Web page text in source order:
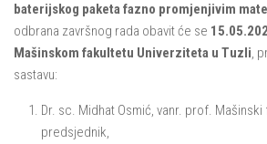
baterijskog paketa fazno promjenjivim
odbrana završnog rada obavit će se
Mašinskom fakultetu Univerziteta u Tuzli,
sastavu:
Dr. sc. Midhat Osmić, vanr. prof. Mašinski
predsjednik,